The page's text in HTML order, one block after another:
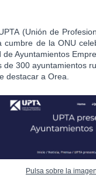
(Unión de
cumbre de la ONU
de Ayuntamientos
de 300 ayuntamientos
destacar a Orea.
Pulsa sobre la